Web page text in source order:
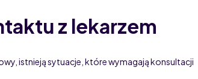
z lekarzem
istnieją sytuacje, które wymagają konsultacji